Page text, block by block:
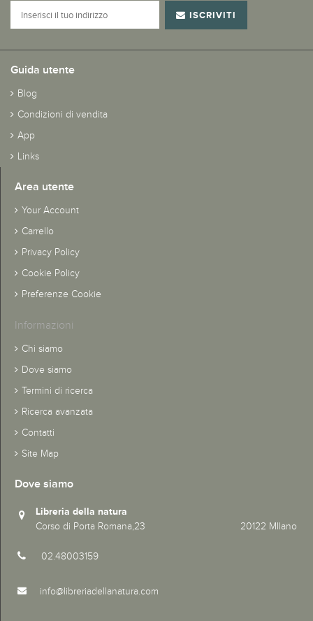
ISCRIVITI
Guida utente
Blog
Condizioni di vendita
App
Links
Area utente
Your Account
Carrello
Privacy Policy
Cookie Policy
Preferenze Cookie
Informazioni
Chi siamo
Dove siamo
Termini di ricerca
Ricerca avanzata
Contatti
Site Map
Dove siamo
Libreria della natura
Corso di Porta Romana,23 20122 MIlano
02.48003159
info@libreriadellanatura.com